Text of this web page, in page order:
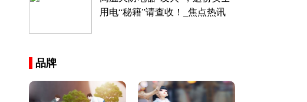
用电“秘籍”请查收！_焦点热讯
品牌